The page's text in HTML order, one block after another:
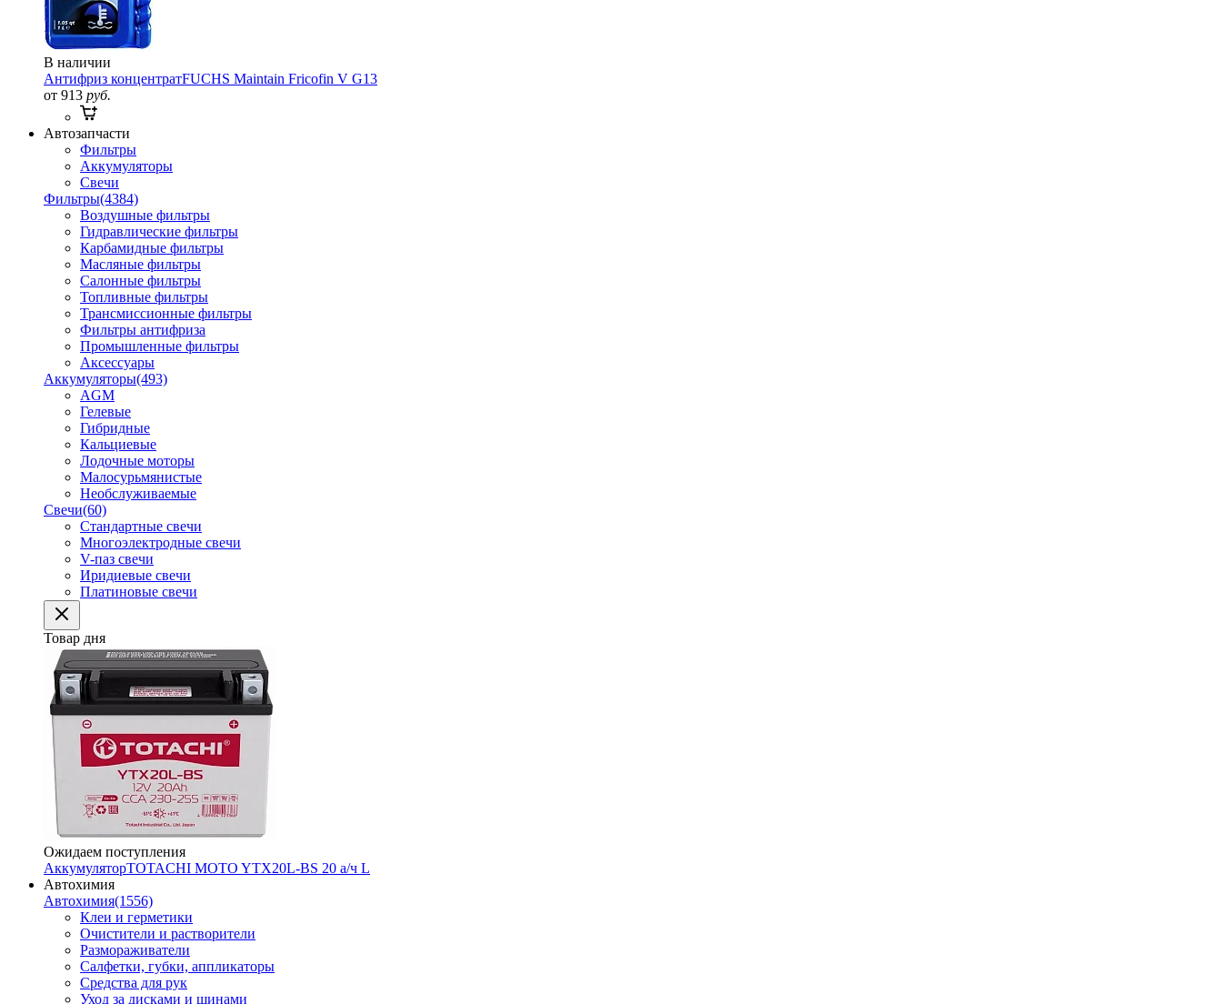
В наличии
Антифриз концентратFUCHS Maintain Fricofin V G13
от 913 руб.
Автозапчасти
Фильтры
Аккумуляторы
Свечи
Фильтры(4384)
Воздушные фильтры
Гидравлические фильтры
Карбамидные фильтры
Масляные фильтры
Салонные фильтры
Топливные фильтры
Трансмиссионные фильтры
Фильтры антифриза
Промышленные фильтры
Аксессуары
Аккумуляторы(493)
AGM
Гелевые
Гибридные
Кальциевые
Лодочные моторы
Малосурьмянистые
Необслуживаемые
Свечи(60)
Стандартные свечи
Многоэлектродные свечи
V-паз свечи
Иридиевые свечи
Платиновые свечи
Товар дня
Ожидаем поступления
АккумуляторTOTACHI MOTO YTX20L-BS 20 а/ч L
Автохимия
Автохимия(1556)
Клеи и герметики
Очистители и растворители
Размораживатели
Салфетки, губки, аппликаторы
Средства для рук
Уход за дисками и шинами